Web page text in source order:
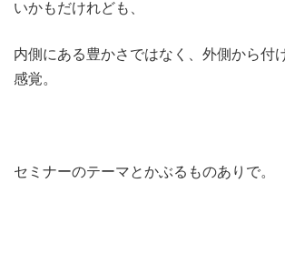
いかもだけれども、
内側にある豊かさではなく、外側から付
感覚。
セミナーのテーマとかぶるものありで。